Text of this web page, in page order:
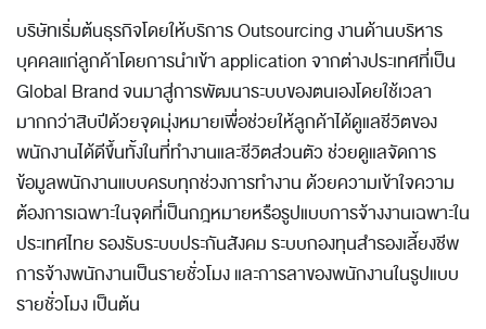
บริษัทเริ่มต้นธุรกิจโดยให้บริการ Outsourcing งานด้านบริหาร
บุคคลแก่ลูกค้าโดยการนำเข้า application จากต่างประเทศที่เป็น
Global Brand จนมาสู่การพัฒนาระบบของตนเองโดยใช้เวลา
มากกว่าสิบปีด้วยจุดมุ่งหมายเพื่อช่วยให้ลูกค้าได้ดูแลชีวิตของ
พนักงานได้ดีขึ้นทั้งในที่ทำงานและชีวิตส่วนตัว ช่วยดูแลจัดการ
ข้อมูลพนักงานแบบครบทุกช่วงการทำงาน ด้วยความเข้าใจความ
ต้องการเฉพาะในจุดที่เป็นกฎหมายหรือรูปแบบการจ้างงานเฉพาะใน
ประเทศไทย รองรับระบบประกันสังคม ระบบกองทุนสำรองเลี้ยงชีพ
การจ้างพนักงานเป็นรายชั่วโมง และการลาของพนักงานในรูปแบบ
รายชั่วโมง เป็นต้น